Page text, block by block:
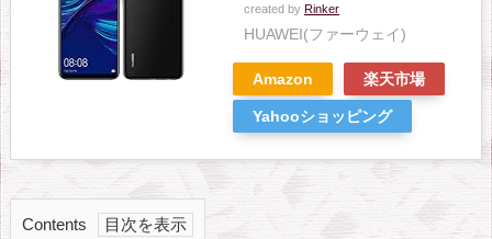
created by Rinker
HUAWEI(ファーウェイ)
Amazon 楽天市場
Yahooショッピング
Contents